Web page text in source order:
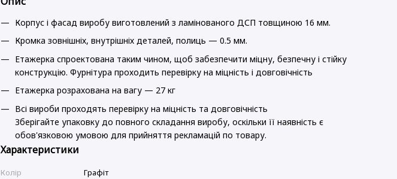
Корпус і фасад виробу виготовлений з ламінованого ДСП товщиною 16 мм.
Кромка зовнішніх, внутрішніх деталей, полиць — 0.5 мм.
Етажерка спроектована таким чином, щоб забезпечити міцну, безпечну і стійку
конструкцію. Фурнітура проходить перевірку на міцність і довговічність
Етажерка розрахована на вагу — 27 кг
Всі вироби проходять перевірку на міцність та довговічність
Зберігайте упаковку до повного складання виробу, оскільки її наявність є
обов'язковою умовою для прийняття рекламацій по товару.
Характеристики
Колір
Графіт